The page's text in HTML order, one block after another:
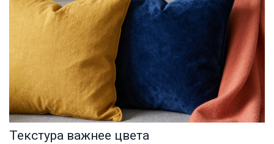
Текстура важнее цвета